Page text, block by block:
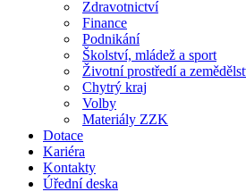
Zdravotnictví
Finance
Podnikání
Školství, mládež a sport
Životní prostředí a
Chytrý kraj
Volby
Materiály ZZK
Dotace
Kariéra
Kontakty
Úřední deska